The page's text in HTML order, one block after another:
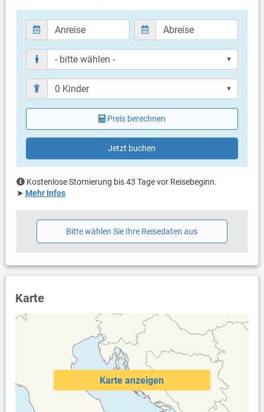
Bestuhlung
Liegen
Sonnenschirm
Terrassengröße: 20 m²
Grill vorhanden
Privater Parkplatz auf dem Grundstück
Swimmingpool (30 m²)
Dusche im Außenbereich
Haustier nicht erlaubt
Klimaanlage im Preis inklusive
Bettwäsche vorhanden
Handtücher vorhanden
Internet per WLAN
Preis berechnen
Jetzt buchen
Kostenlose Stornierung bis 43 Tage vor Reisebeginn.
➤ Mehr Infos
Bitte wählen Sie Ihre Reisedaten aus
Karte
Karte anzeigen